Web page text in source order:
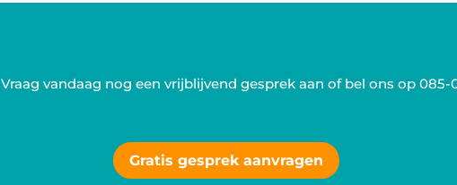
Vraag vandaag nog een vrijblijvend gesprek aan of bel ons op 085-
Gratis gesprek aanvragen